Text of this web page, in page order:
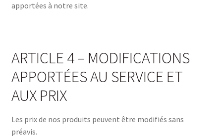
apportées à notre site.
ARTICLE 4 – MODIFICATIONS
APPORTÉES AU SERVICE ET
AUX PRIX
Les prix de nos produits peuvent être modifiés sans
préavis.